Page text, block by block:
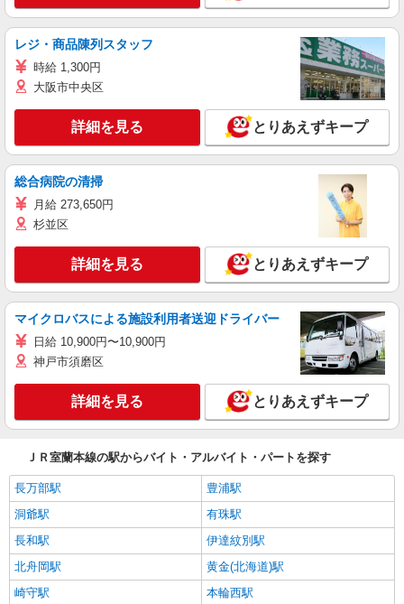
レジ・商品陳列スタッフ
時給 1,300円
大阪市中央区
詳細を見る とりあえずキープ
総合病院の清掃
月給 273,650円
杉並区
詳細を見る とりあえずキープ
マイクロバスによる施設利用者送迎ドライバー
日給 10,900円〜10,900円
神戸市須磨区
詳細を見る とりあえずキープ
ＪＲ室蘭本線の駅からバイト・アルバイト・パートを探す
長万部駅
豊浦駅
洞爺駅
有珠駅
長和駅
伊達紋別駅
北舟岡駅
黄金(北海道)駅
崎守駅
本輪西駅